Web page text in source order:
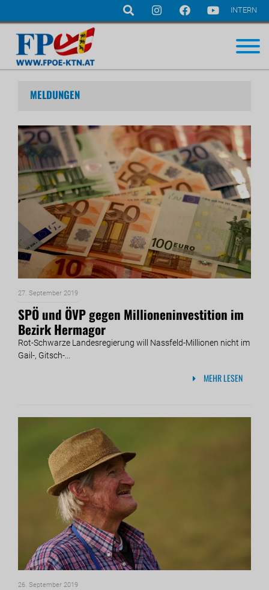
Navigation
INTERN
MELDUNGEN
27. September 2019
SPÖ und ÖVP gegen Millioneninvestition im
Bezirk Hermagor
Rot-Schwarze Landesregierung will Nassfeld-Millionen nicht im
Gail-, Gitsch-...
MEHR LESEN
26. September 2019